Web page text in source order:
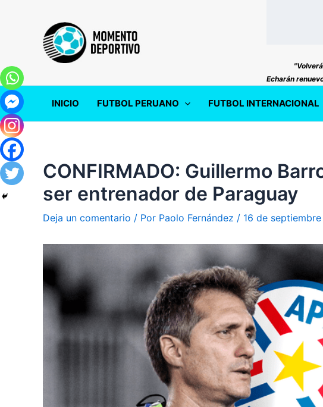
contenido
Echarán
INICIO FUTBOL PERUANO FUTBOL INTERNACIONAL
CONFIRMADO: Guillermo
ser entrenador de Paraguay
Deja un comentario / Por Paolo Fernández / 16 de